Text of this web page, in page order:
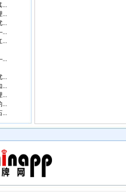
...
...
...
...
...
...
...
...
...